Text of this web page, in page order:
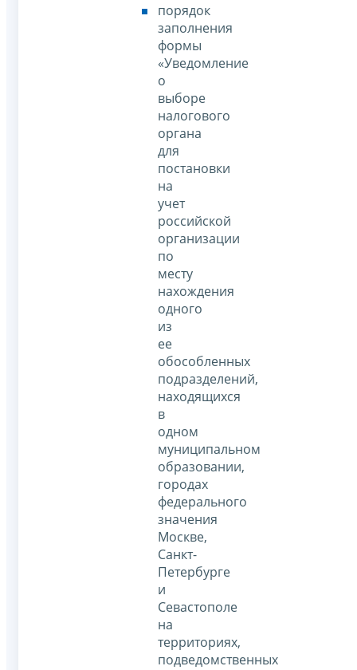
порядок
заполнения
формы
«Уведомление
о
выборе
налогового
органа
для
постановки
на
учет
российской
организации
по
месту
нахождения
одного
из
ее
обособленных
подразделений,
находящихся
в
одном
муниципальном
образовании,
городах
федерального
значения
Москве,
Санкт-
Петербурге
и
Севастополе
на
территориях,
подведомственных